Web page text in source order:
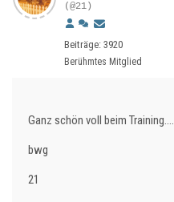
(@21)
Beiträge: 3920
Berühmtes Mitglied
Ganz schön voll beim Training....
bwg
21